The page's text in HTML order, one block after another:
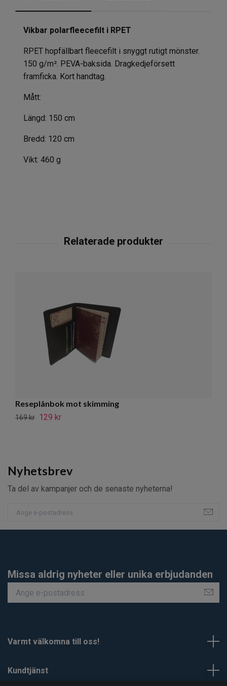
Nyhetsbrev
Ta del av kampanjer och de senaste nyheterna!
Vikbar polarfleecefilt i RPET
RPET hopfällbart fleecefilt i snyggt rutigt mönster.
150 g/m². PEVA-baksida. Dragkedjeförsett
framficka. Kort handtag.
Mått:
Längd: 150 cm
Bredd: 120 cm
Vikt: 460 g
Reseplånbok mot skimming
169 kr 129 kr
Missa aldrig nyheter eller unika erbjudanden
Varmt välkomna till oss!
Kundtjänst